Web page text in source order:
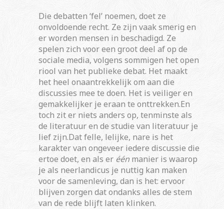
Die debatten ‘fel’ noemen, doet ze
onvoldoende recht. Ze zijn vaak smerig en
er worden mensen in beschadigd. Ze
spelen zich voor een groot deel af op de
sociale media, volgens sommigen het open
riool van het publieke debat. Het maakt
het heel onaantrekkelijk om aan die
discussies mee te doen. Het is veiliger en
gemakkelijker je eraan te onttrekken.En
toch zit er niets anders op, tenminste als
de literatuur en de studie van literatuur je
lief zijn.Dat felle, lelijke, nare is het
karakter van ongeveer iedere discussie die
ertoe doet, en als er één manier is waarop
je als neerlandicus je nuttig kan maken
voor de samenleving, dan is het: ervoor
blijven zorgen dat ondanks alles de stem
van de rede blijft laten klinken.